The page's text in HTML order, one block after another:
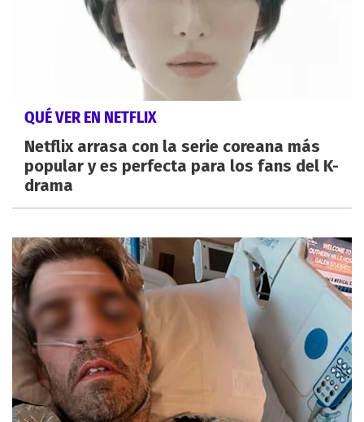
QUÉ VER EN NETFLIX
Netflix arrasa con la serie coreana más
popular y es perfecta para los fans del K-
drama